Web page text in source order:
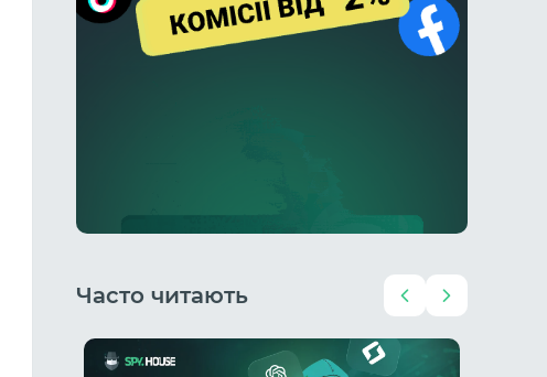
Часто читають